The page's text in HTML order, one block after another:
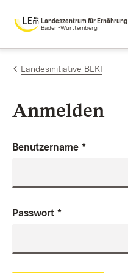
Zum Inhalt springen
Landeszentrum für Ernährung
Baden-Württemberg
Landesinitiative BEKI
Anmelden
Benutzername *
Passwort *